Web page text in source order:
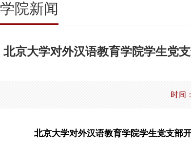
学院新闻
北京大学对外汉语教育学院学生党
时间
北京大学对外汉语教育学院学生党支部